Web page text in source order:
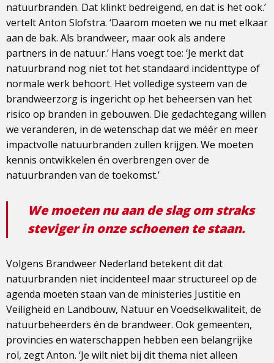
natuurbranden. Dat klinkt bedreigend, en dat is het ook.’
vertelt Anton Slofstra. ‘Daarom moeten we nu met elkaar
aan de bak. Als brandweer, maar ook als andere
partners in de natuur.’ Hans voegt toe: ‘Je merkt dat
natuurbrand nog niet tot het standaard incidenttype of
normale werk behoort. Het volledige systeem van de
brandweerzorg is ingericht op het beheersen van het
risico op branden in gebouwen. Die gedachtegang willen
we veranderen, in de wetenschap dat we méér en meer
impactvolle natuurbranden zullen krijgen. We moeten
kennis ontwikkelen én overbrengen over de
natuurbranden van de toekomst.’
We moeten nu aan de slag om straks
steviger in onze schoenen te staan.
Volgens Brandweer Nederland betekent dit dat
natuurbranden niet incidenteel maar structureel op de
agenda moeten staan van de ministeries Justitie en
Veiligheid en Landbouw, Natuur en Voedselkwaliteit, de
natuurbeheerders én de brandweer. Ook gemeenten,
provincies en waterschappen hebben een belangrijke
rol, zegt Anton. ‘Je wilt niet bij dit thema niet alleen